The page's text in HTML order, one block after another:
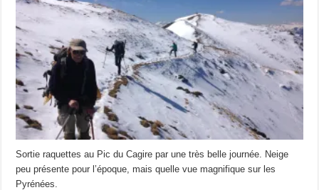
Sortie raquettes au Pic du Cagire par une très belle journée. Neige
peu présente pour l’époque, mais quelle vue magnifique sur les
Pyrénées.